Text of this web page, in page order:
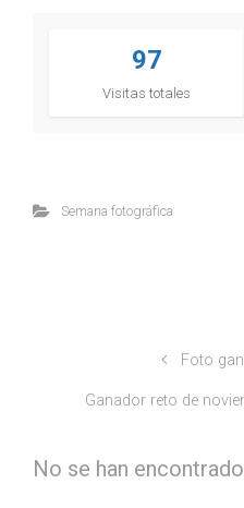
97
Visitas totales
Semana fotográfica
Foto
Ganador reto de
No se han